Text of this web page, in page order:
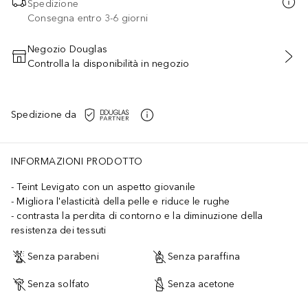
Spedizione
Consegna entro 3-6 giorni
AGGIUNGI AL CARRELLO
Negozio Douglas
Controlla la disponibilità in negozio
Spedizione da
INFORMAZIONI PRODOTTO
Teint Levigato con un aspetto giovanile
Migliora l'elasticità della pelle e riduce le rughe
contrasta la perdita di contorno e la diminuzione della
resistenza dei tessuti
Senza parabeni Senza paraffina
Senza solfato Senza acetone